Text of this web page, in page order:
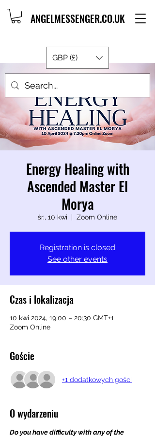
ANGELMESSENGER.CO.UK
GBP (£)
Energy Healing with
Ascended Master El
Morya
śr., 10 kwi
  |
Zoom Online
Registration is closed
See other events
Czas i lokalizacja
10 kwi 2024, 19:00 – 20:30 GMT+1
Zoom Online
Goście
+1 dodatkowych gości
O wydarzeniu
Do you have difficulty with any of the